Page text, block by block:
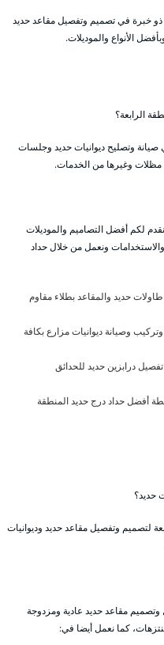
ذو خبرة في تصميم وتفصيل مقاعد حديد
الأنواع والموديلات.
الرابعة؟
وتصليح ديوانيات حديد وجلسات
مظلات وغيرها من الخدمات.
لكم أفضل التصاميم والموديلات
ونعمل من خلال حداد
حديد والمقاعد بطلاء مقاوم
وصيانة ديوانيات مزارع بكافة
درابزين حديد للحدائق
أفضل حداد درج حديد المنطقة
حديد؟
لتصميم وتفصيل مقاعد حديد وديوانيات
وتصميم مقاعد حديد عادية ومزدوجة
كما نعمل أيضا في: